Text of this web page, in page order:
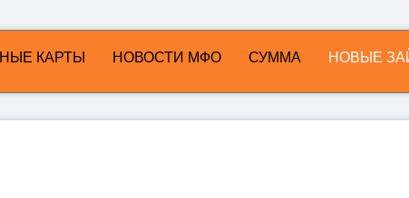
КАРТЫ НОВОСТИ МФО СУММА НОВЫЕ